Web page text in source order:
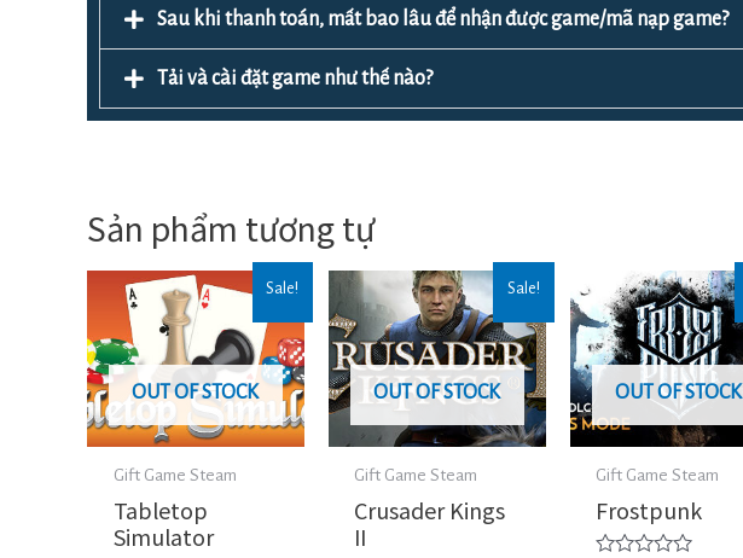
Sau khi thanh toán, mất bao lâu để nhận được game/mã nạp game?
Tải và cài đặt game như thế nào?
Sản phẩm tương tự
Sale!
OUT OF STOCK
Gift Game Steam
Tabletop
Simulator
Sale!
OUT OF STOCK
Gift Game Steam
Crusader Kings
II
OUT OF STOCK
Gift Game Steam
Frostpunk